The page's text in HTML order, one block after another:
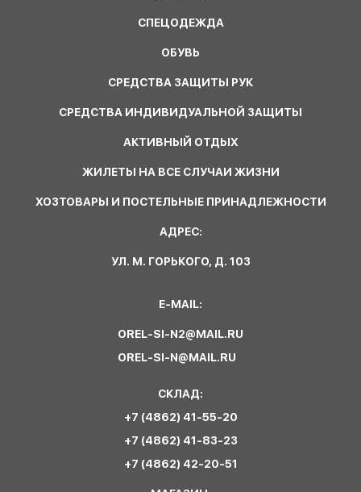
СПЕЦОДЕЖДА
ОБУВЬ
СРЕДСТВА ЗАЩИТЫ РУК
СРЕДСТВА ИНДИВИДУАЛЬНОЙ ЗАЩИТЫ
АКТИВНЫЙ ОТДЫХ
ЖИЛЕТЫ НА ВСЕ СЛУЧАИ ЖИЗНИ
ХОЗТОВАРЫ И ПОСТЕЛЬНЫЕ ПРИНАДЛЕЖНОСТИ
АДРЕС:
УЛ. М. ГОРЬКОГО, Д. 103
E-MAIL:
OREL-SI-N2@MAIL.RU
OREL-SI-N@MAIL.RU
СКЛАД:
+7 (4862) 41-55-20
+7 (4862) 41-83-23
+7 (4862) 42-20-51